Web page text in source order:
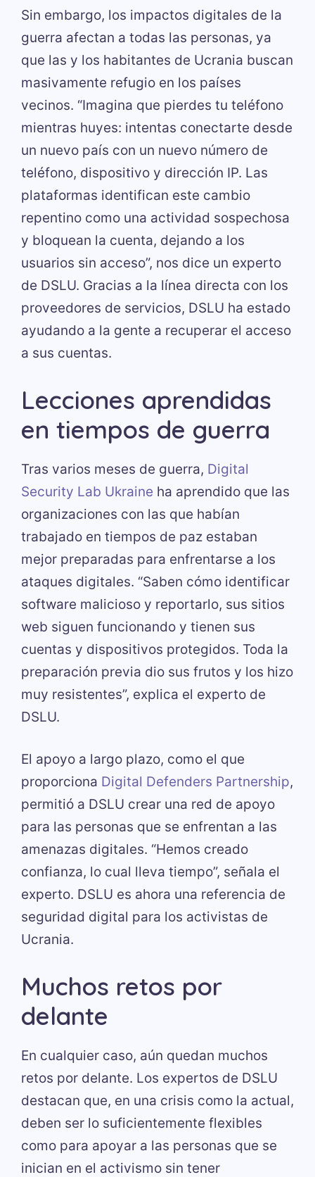
Sin embargo, los impactos digitales de la
guerra afectan a todas las personas, ya
que las y los habitantes de Ucrania buscan
masivamente refugio en los países
vecinos. “Imagina que pierdes tu teléfono
mientras huyes: intentas conectarte desde
un nuevo país con un nuevo número de
teléfono, dispositivo y dirección IP. Las
plataformas identifican este cambio
repentino como una actividad sospechosa
y bloquean la cuenta, dejando a los
usuarios sin acceso”, nos dice un experto
de DSLU. Gracias a la línea directa con los
proveedores de servicios, DSLU ha estado
ayudando a la gente a recuperar el acceso
a sus cuentas.
Lecciones aprendidas
en tiempos de guerra
Tras varios meses de guerra, Digital
Security Lab Ukraine ha aprendido que las
organizaciones con las que habían
trabajado en tiempos de paz estaban
mejor preparadas para enfrentarse a los
ataques digitales. “Saben cómo identificar
software malicioso y reportarlo, sus sitios
web siguen funcionando y tienen sus
cuentas y dispositivos protegidos. Toda la
preparación previa dio sus frutos y los hizo
muy resistentes”, explica el experto de
DSLU.
El apoyo a largo plazo, como el que
proporciona Digital Defenders Partnership,
permitió a DSLU crear una red de apoyo
para las personas que se enfrentan a las
amenazas digitales. “Hemos creado
confianza, lo cual lleva tiempo”, señala el
experto. DSLU es ahora una referencia de
seguridad digital para los activistas de
Ucrania.
Muchos retos por
delante
En cualquier caso, aún quedan muchos
retos por delante. Los expertos de DSLU
destacan que, en una crisis como la actual,
deben ser lo suficientemente flexibles
como para apoyar a las personas que se
inician en el activismo sin tener